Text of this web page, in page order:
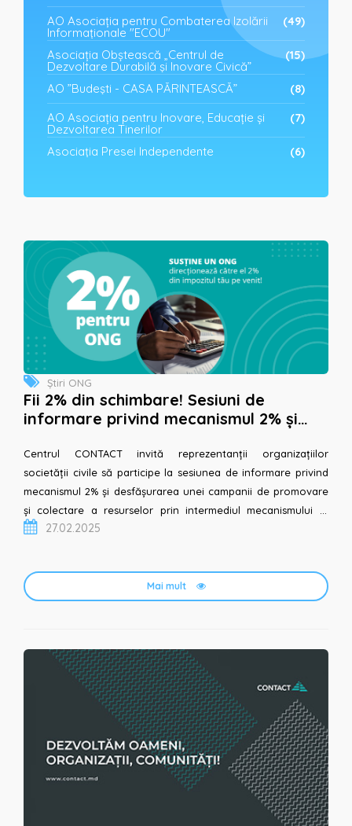
AO Asociația pentru Combaterea Izolării
Informaționale "ECOU"
(49)
Asociația Obștească „Centrul de
Dezvoltare Durabilă și Inovare Civică”
(15)
AO ”Budești - CASA PĂRINTEASCĂ” (8)
AO Asociația pentru Inovare, Educație și
Dezvoltarea Tinerilor
(7)
Asociația Presei Independente (6)
Știri ONG
Fii 2% din schimbare! Sesiuni de
informare privind mecanismul 2% și
prin intermediul...
Centrul CONTACT invită reprezentanții organizațiilor
societății civile să participe la sesiunea de informare privind
mecanismul 2% și desfășurarea unei campanii de promovare
și colectare a resurselor prin intermediul mecanismului în
2025. Sesiunile vor fi organizate în cadrul programu...
27.02.2025
Mai mult